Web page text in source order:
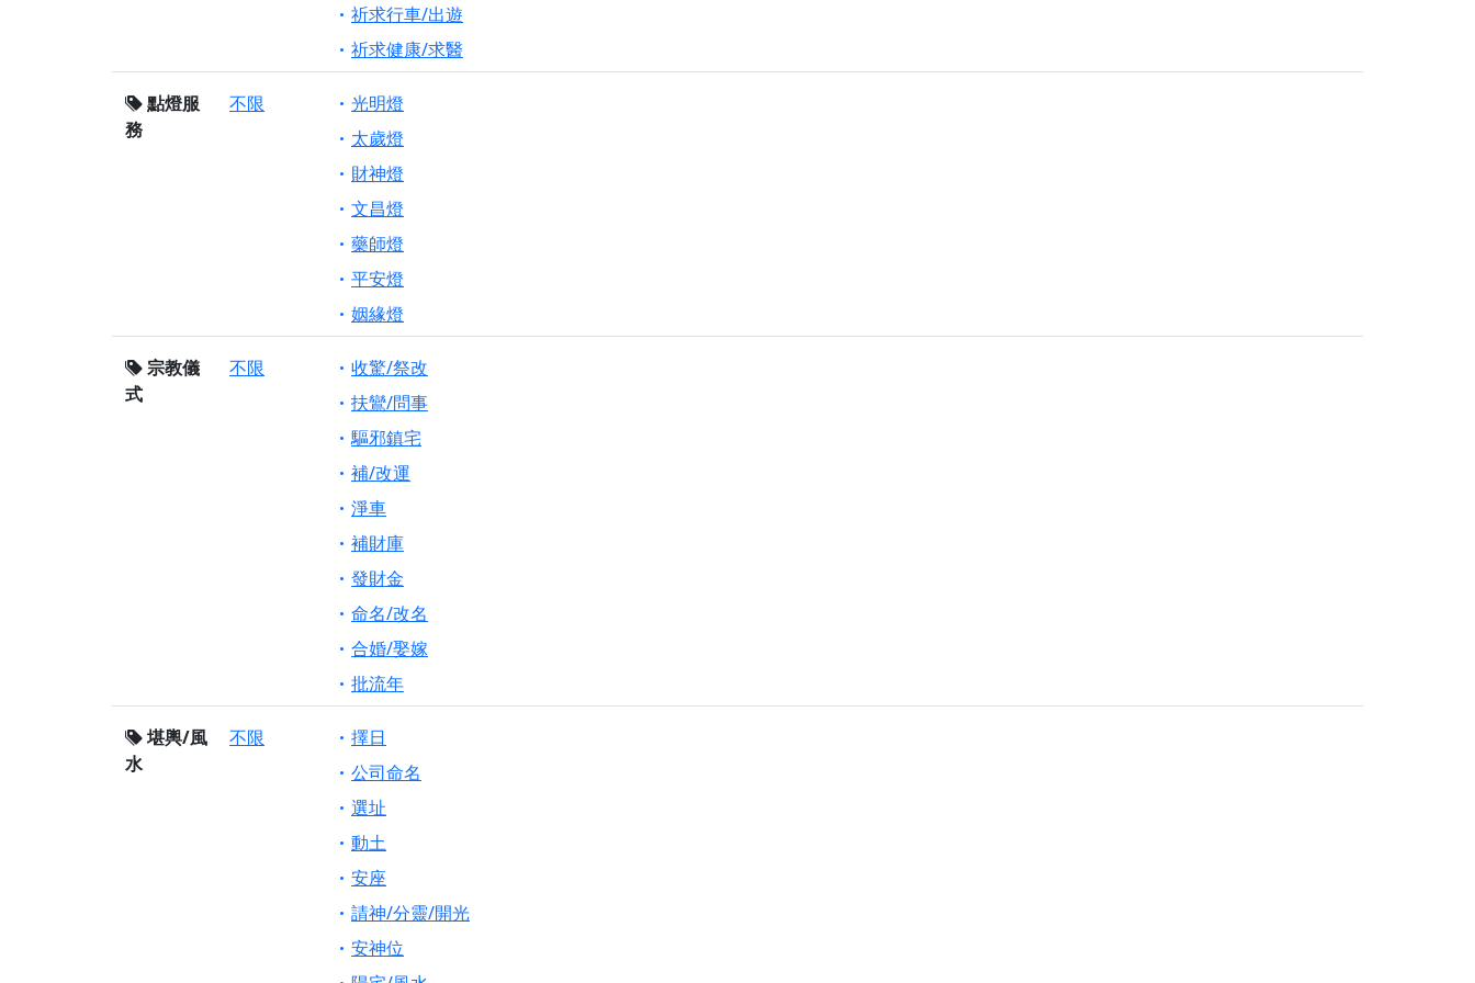
祈求行車/出遊
祈求健康/求醫
點燈服
務
不限
光明燈
太歲燈
財神燈
文昌燈
藥師燈
平安燈
姻緣燈
宗教儀
式
不限
收驚/祭改
扶鸞/問事
驅邪鎮宅
補/改運
淨車
補財庫
發財金
命名/改名
合婚/娶嫁
批流年
堪輿/風
水
不限
擇日
公司命名
選址
動土
安座
請神/分靈/開光
安神位